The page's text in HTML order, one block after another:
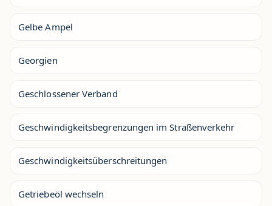
Gelbe Ampel
Georgien
Geschlossener Verband
Geschwindigkeitsbegrenzungen im Straßenverkehr
Geschwindigkeitsüberschreitungen
Getriebeöl wechseln